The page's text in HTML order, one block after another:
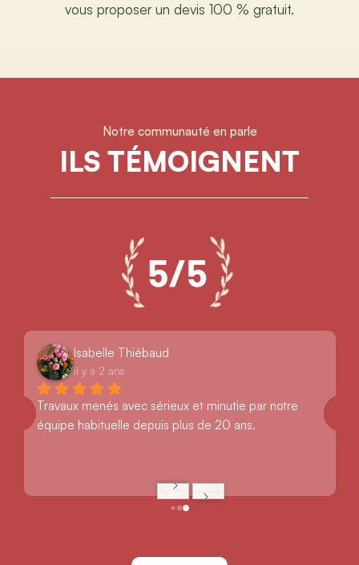
vous proposer un devis 100 % gratuit.
Notre communauté en parle
ILS TÉMOIGNENT
Isabelle Thiébaud
il y a 2 ans
Travaux menés avec sérieux et minutie par notre
équipe habituelle depuis plus de 20 ans.